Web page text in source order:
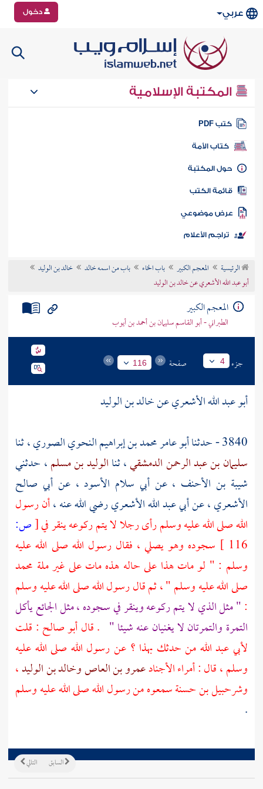
عربي دخول
المكتبة الإسلامية
كتب PDF
كتاب الأمة
المكتبة
الكتب
موضوعي
تراجم الأعلام
الرئيسية المعجم الكبير باب الخاء باب من اسمه خالد
خالد بن الوليد
أبو عبد الله الأشعري عن خالد بن الوليد
المعجم الكبير
الطبراني - أبو القاسم سليمان بن أحمد بن أيوب
جزء 4 صفحة 116
أبو عبد الله الأشعري عن خالد بن الوليد
3840 - حدثنا
أبو عامر محمد بن إبراهيم النحوي الصوري، ثنا
سليمان بن عبد الرحمن الدمشقي، ثناالوليد بن مسلم، حدثني
شيبة بن الأحنف ، عنأبي سلام الأسود ، عن أبي صالح
الأشعري، عنأبي عبد الله الأشعريرضي الله عنه ،أن رسول
الله صلى الله عليه وسلم رأى رجلا لا يتم ركوعه ينقر في[ص:
116 ]
سجوده وهو يصلي ، فقال رسول الله صلى الله عليه
وسلم : " لو مات هذا على حاله هذه مات على غير ملة محمد
صلى الله عليه وسلم " ، ثم قال رسول الله صلى الله عليه وسلم
:" مثل الذي لا يتم ركوعه وينقر في سجوده ، مثل الجائع يأكل
التمرة والتمرتان لا يغنيان عنه شيئا " . قالأبو صالح : قلت
لأبي عبد اللهمن حدثك بهذا ؟ عن رسول الله صلى الله عليه
وسلم ، قال : أمراء الأجنادعمرو بن العاصوخالد بن الوليد،
وشرحبيل بن حسنةسمعوه من رسول الله صلى الله عليه وسلم
.
التالي السابق